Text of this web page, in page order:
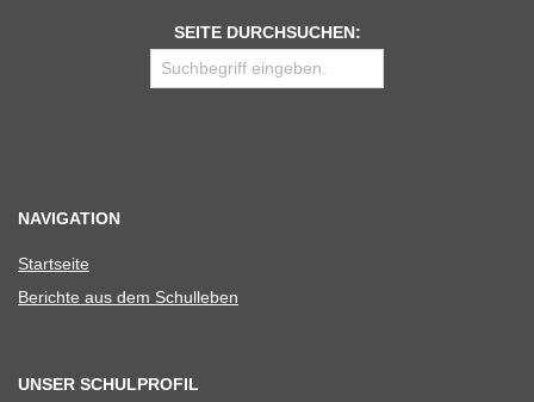
SEITE DURCHSUCHEN:
NAVIGATION
Start­seite
Berichte aus dem Schulleben
UNSER SCHULPROFIL